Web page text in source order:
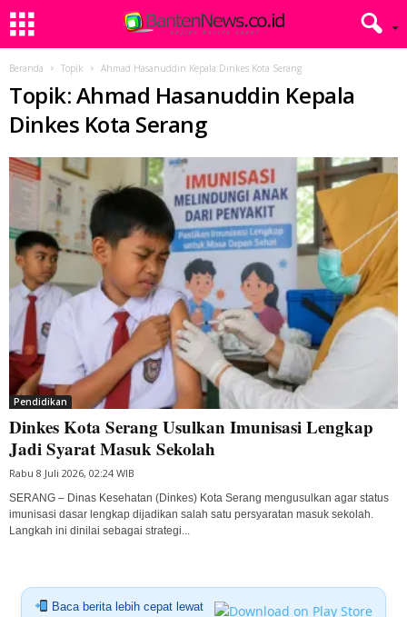
Beranda Topik Ahmad Hasanuddin Kepala Dinkes Kota Serang
Topik: Ahmad Hasanuddin Kepala
Dinkes Kota Serang
Pendidikan
Dinkes Kota Serang Usulkan Imunisasi Lengkap
Jadi Syarat Masuk Sekolah
Rabu 8 Juli 2026, 02:24 WIB
SERANG – Dinas Kesehatan (Dinkes) Kota Serang mengusulkan agar status
imunisasi dasar lengkap dijadikan salah satu persyaratan masuk sekolah.
Langkah ini dinilai sebagai strategi...
Baca berita lebih cepat lewat